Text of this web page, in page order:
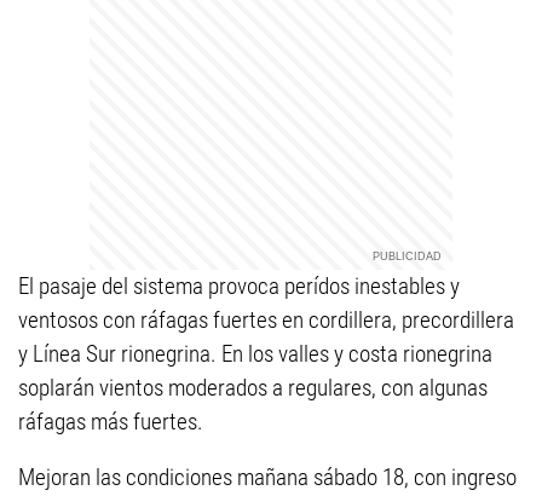
El pasaje del sistema provoca perídos inestables y
ventosos con ráfagas fuertes en cordillera, precordillera
y Línea Sur rionegrina. En los valles y costa rionegrina
soplarán vientos moderados a regulares, con algunas
ráfagas más fuertes.
Mejoran las condiciones mañana sábado 18, con ingreso